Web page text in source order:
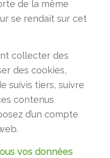
de la même
se rendait sur cet
collecter des
des cookies,
suivis tiers, suivre
contenus
d’un compte
vos données